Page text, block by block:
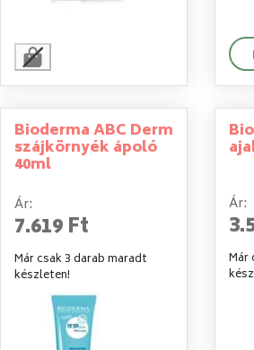
Bioderma ABC Derm
szájkörnyék ápoló
40ml
Ár:
7.619 Ft
Már csak 3 darab maradt
készleten!
Ár:
Már